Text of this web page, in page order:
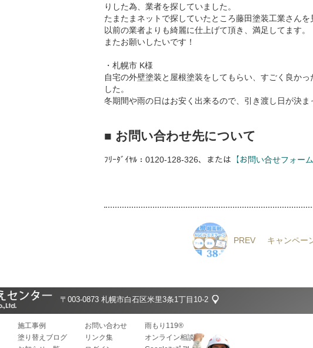
りした為、業者を探していました。
たまたまネットで探していたところ藤田塗装工業さんを
以前の業者よりも綺麗に仕上げて頂き、満足してます。
またお願いしたいです！
・札幌市 K様
自宅の外壁塗装と屋根塗装をしてもらい、すごく良か
した。
冬期間や雨の日はお安く出来るので、引き渡し日が決
■ お問い合わせ先について
ﾌﾘｰﾀﾞｲﾔﾙ：0120-128-326、または 【お問い合せフォーム
PREV キャンペー
〒003-0873 札幌市白石区米里3条1丁目10-2
施工事例
塗り替えブログ
お問い合わせ
リンク集
雨もり119®
オンライン相談